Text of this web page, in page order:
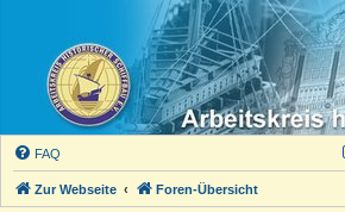
FAQ
Zur Webseite Foren-Übersicht